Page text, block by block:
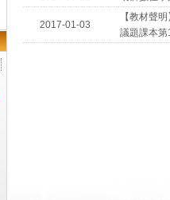
2017-01-03
【教材聲
議題課本